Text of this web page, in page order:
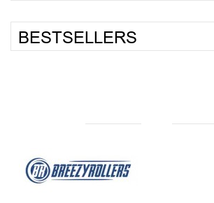
BESTSELLERS